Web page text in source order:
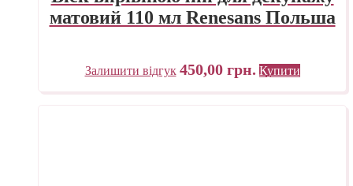
матовий 110 мл Renesans Польша
Залишити відгук 450,00 грн. Купити